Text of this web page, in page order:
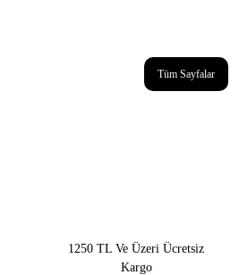
Tüm Sayfalar
1250 TL Ve Üzeri Ücretsiz
Kargo